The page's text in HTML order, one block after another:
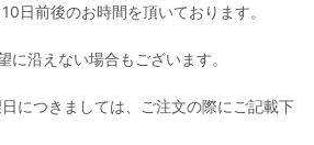
日前後のお時間を頂いております。
に沿えない場合もございます。
につきましては、ご注文の際にご記載下